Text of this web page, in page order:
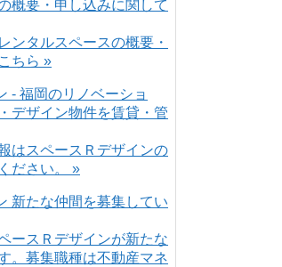
ンタルスペースの概要・
ちら »
はスペースＲデザインの
ださい。 »
ースＲデザインが新たな
。募集職種は不動産マネ